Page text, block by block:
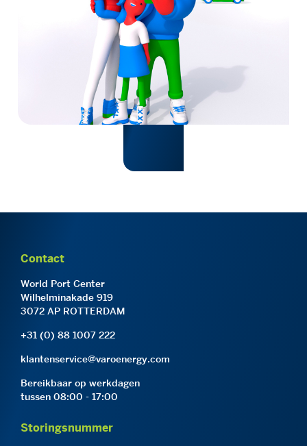
Contact
World Port Center
Wilhelminakade 919
3072 AP ROTTERDAM
+31 (0) 88 1007 222
klantenservice@varoenergy.com
Bereikbaar op werkdagen
tussen 08:00 - 17:00
Storingsnummer